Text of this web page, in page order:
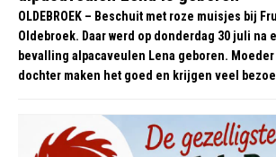
OLDEBROEK – Beschuit met roze muisjes bij
Oldebroek. Daar werd op donderdag 30 juli na
bevalling alpacaveulen Lena geboren.
dochter maken het goed en krijgen veel